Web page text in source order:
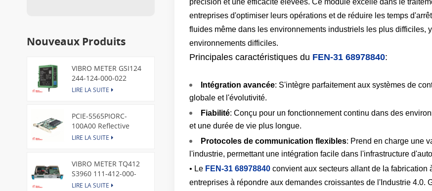
entreprises d'optimiser leurs opérations et de réduire les temps
fluides même dans les environnements industriels les plus difficiles,
environnements difficiles.
Principales caractéristiques du FEN-31 68978840:
Intégration avancée: S'intègre parfaitement aux systèmes de
globale et l'évolutivité.
Fiabilité: Conçu pour un fonctionnement continu dans des
et une durée de vie plus longue.
Protocoles de communication flexibles: Prend en charge une
l'industrie, permettant une intégration facile dans l'infrastructure
• Le FEN-31 68978840 convient aux secteurs allant de la
entreprises à répondre aux demandes croissantes de l'Industrie 4.0.
Nouveaux Produits
VIBRO METER GSI124
244-124-000-022
Piezoelectric Pressure
LIRE LA SUITE
PCIE-5565PIORC-
100A00 Reflective
Memory PCI Express
LIRE LA SUITE
VIBRO METER TQ412
S3960 111-412-000-
013 Reverse Mount
LIRE LA SUITE